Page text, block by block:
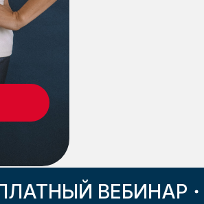
ВЕБИНАР